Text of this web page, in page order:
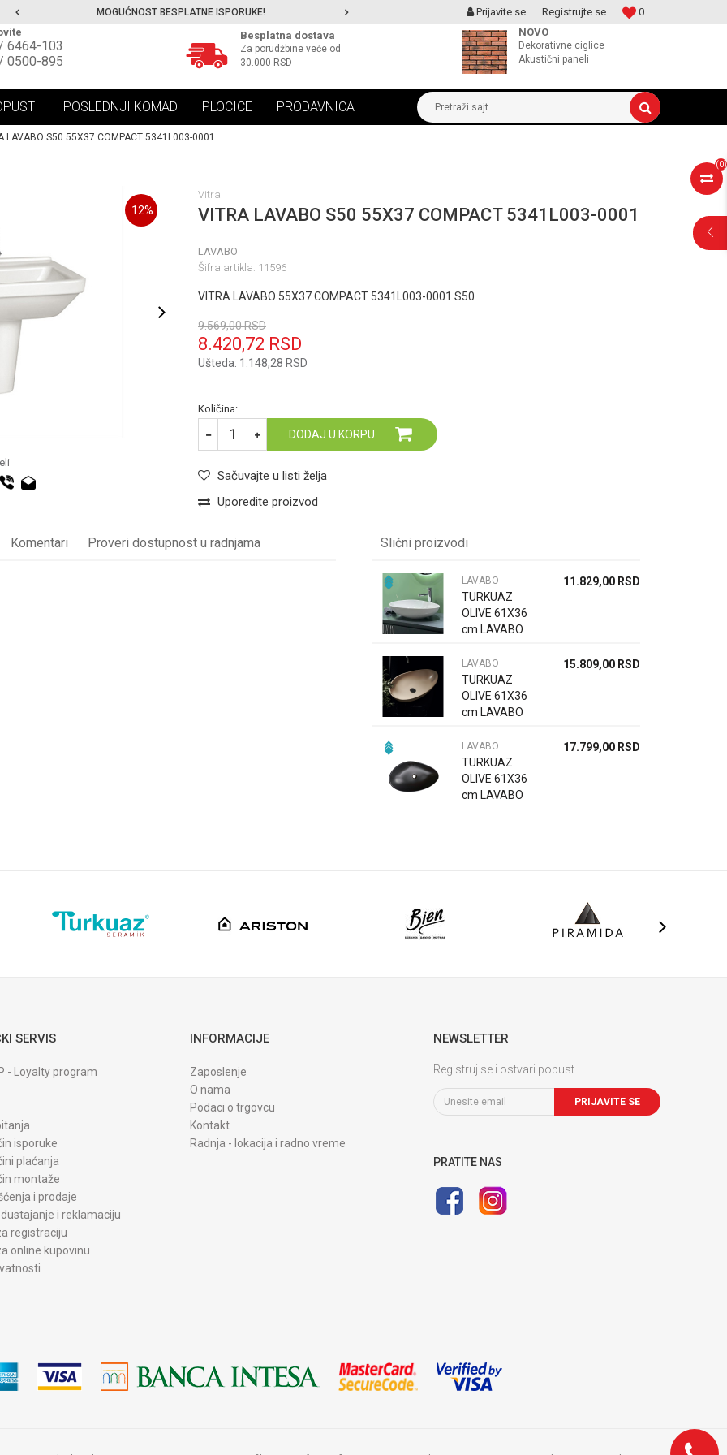
MOGUĆNOST BESPLATNE ISPORUKE! MOGUCNOST MONTAŽE PROIZVODA 0
Prijavite se
Registrujte se
6464-103
0500-895
Besplatna dostava
Za porudžbine veće od
30.000 RSD
NOVO
Dekorativne ciglice
Akustični paneli
POSLEDNJI KOMAD PLOCICE PRODAVNICA Pretraži sajt
(0)
LAVABO S50 55X37 COMPACT 5341L003-0001
12%
Vitra
VITRA LAVABO S50 55X37 COMPACT 5341L003-0001
LAVABO
Šifra artikla: 11596
VITRA LAVABO 55X37 COMPACT 5341L003-0001 S50
9.569,00RSD
8.420,72 RSD
Ušteda: 1.148,28 RSD
Količina:
DODAJ U KORPU
Sačuvajte u listi želja
Uporedite proizvod
Komentari Proveri dostupnost u radnjama Slični proizvodi
LAVABO
TURKUAZ
OLIVE 61X36
cm LAVABO
11.829,00 RSD
LAVABO
TURKUAZ
OLIVE 61X36
cm LAVABO
MAT 72108-
97
15.809,00 RSD
LAVABO
TURKUAZ
OLIVE 61X36
cm LAVABO
17.799,00 RSD
SERVIS
- Loyalty program
isporuke
plaćanja
montaže
i prodaje
i reklamaciju
registraciju
online kupovinu
INFORMACIJE
Zaposlenje
O nama
Podaci o trgovcu
Kontakt
Radnja - lokacija i radno vreme
NEWSLETTER
Registruj se i ostvari popust
PRIJAVITE SE
PRATITE NAS